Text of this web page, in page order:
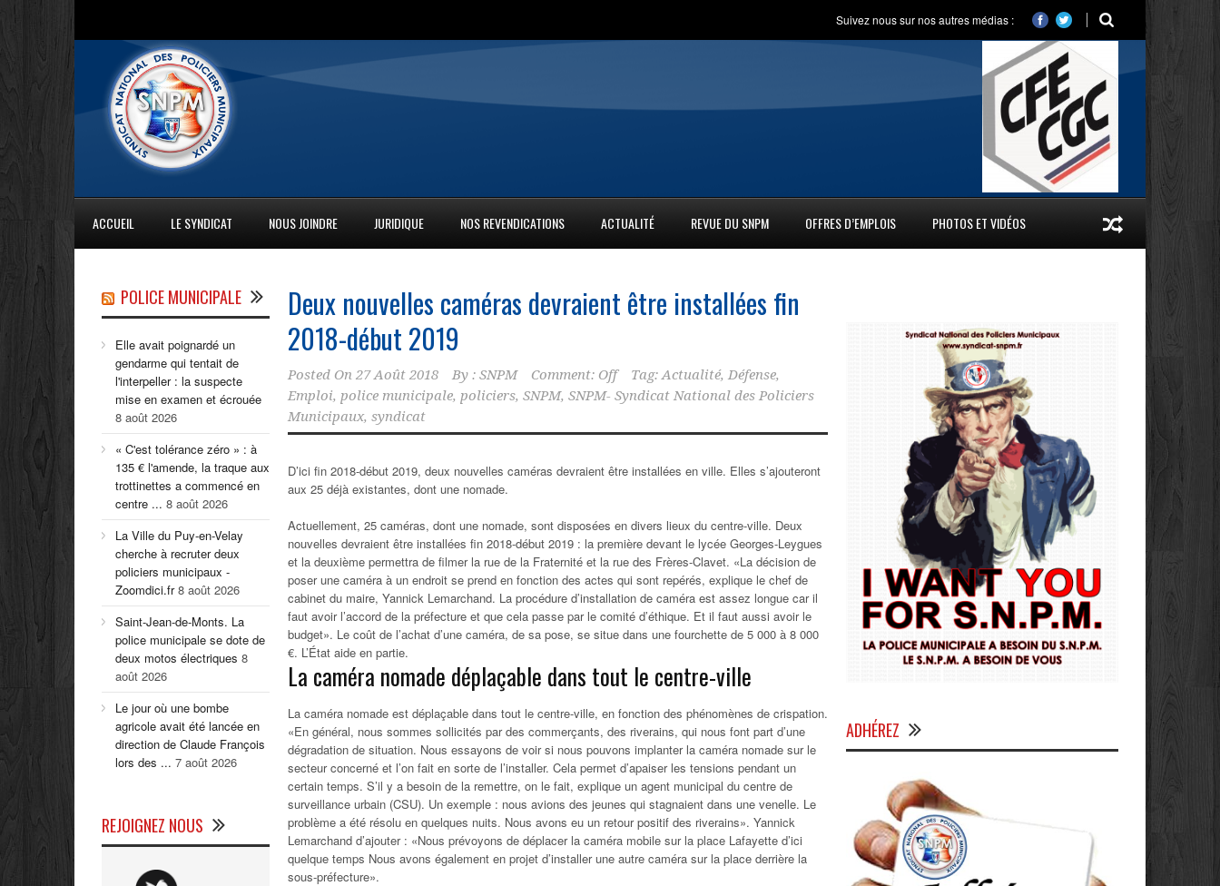
Suivez nous sur nos autres médias :
ACCUEIL LE SYNDICAT NOUS JOINDRE JURIDIQUE NOS REVENDICATIONS ACTUALITÉ REVUE DU SNPM OFFRES D’EMPLOIS PHOTOS ET VIDÉOS
Deux nouvelles caméras devraient être installées fin
2018-début 2019
Posted On 27 Août 2018 By : SNPM Comment: Off Tag: Actualité, Défense,
Emploi, police municipale, policiers, SNPM, SNPM- Syndicat National des Policiers
Municipaux, syndicat
D’ici fin 2018-début 2019, deux nouvelles caméras devraient être installées en ville. Elles s’ajouteront
aux 25 déjà existantes, dont une nomade.
Actuellement, 25 caméras, dont une nomade, sont disposées en divers lieux du centre-ville. Deux
nouvelles devraient être installées fin 2018-début 2019 : la première devant le lycée Georges-Leygues
et la deuxième permettra de filmer la rue de la Fraternité et la rue des Frères-Clavet. «La décision de
poser une caméra à un endroit se prend en fonction des actes qui sont repérés, explique le chef de
cabinet du maire, Yannick Lemarchand. La procédure d’installation de caméra est assez longue car il
faut avoir l’accord de la préfecture et que cela passe par le comité d’éthique. Et il faut aussi avoir le
budget». Le coût de l’achat d’une caméra, de sa pose, se situe dans une fourchette de 5 000 à 8 000
€. L’État aide en partie.
La caméra nomade déplaçable dans tout le centre-ville
La caméra nomade est déplaçable dans tout le centre-ville, en fonction des phénomènes de crispation.
«En général, nous sommes sollicités par des commerçants, des riverains, qui nous font part d’une
dégradation de situation. Nous essayons de voir si nous pouvons implanter la caméra nomade sur le
secteur concerné et l’on fait en sorte de l’installer. Cela permet d’apaiser les tensions pendant un
certain temps. S’il y a besoin de la remettre, on le fait, explique un agent municipal du centre de
surveillance urbain (CSU). Un exemple : nous avions des jeunes qui stagnaient dans une venelle. Le
problème a été résolu en quelques nuits. Nous avons eu un retour positif des riverains». Yannick
Lemarchand d’ajouter : «Nous prévoyons de déplacer la caméra mobile sur la place Lafayette d’ici
quelque temps Nous avons également en projet d’installer une autre caméra sur la place derrière la
sous-préfecture».
POLICE MUNICIPALE
Elle avait poignardé un
gendarme qui tentait de
l'interpeller : la suspecte
mise en examen et écrouée
8 août 2026
« C'est tolérance zéro » : à
135 € l'amende, la traque aux
trottinettes a commencé en
centre ... 8 août 2026
La Ville du Puy-en-Velay
cherche à recruter deux
policiers municipaux -
Zoomdici.fr 8 août 2026
Saint-Jean-de-Monts. La
police municipale se dote de
deux motos électriques 8
août 2026
Le jour où une bombe
agricole avait été lancée en
direction de Claude François
lors des ... 7 août 2026
REJOIGNEZ NOUS
ADHÉREZ